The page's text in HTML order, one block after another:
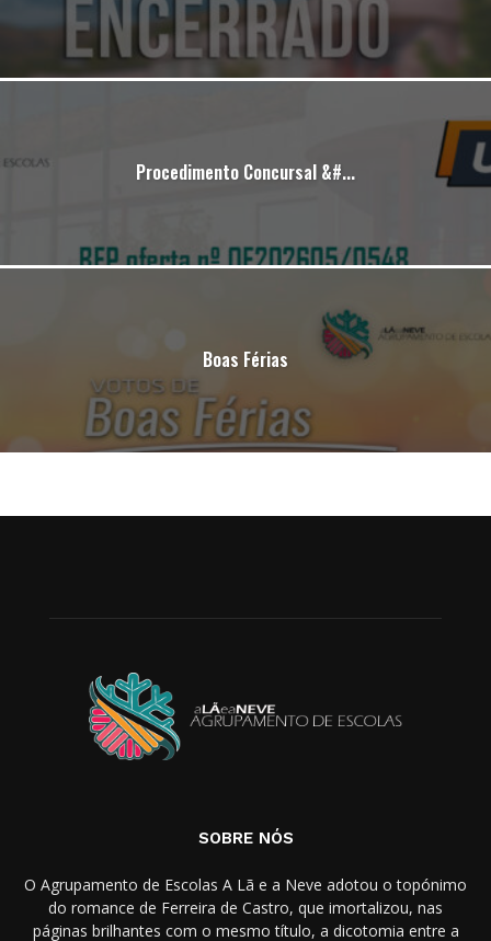
Procedimento Concursal &#...
Boas Férias
SOBRE NÓS
O Agrupamento de Escolas A Lã e a Neve adotou o topónimo
do romance de Ferreira de Castro, que imortalizou, nas
páginas brilhantes com o mesmo título, a dicotomia entre a